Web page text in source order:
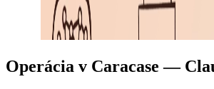
Operácia v Caracase —